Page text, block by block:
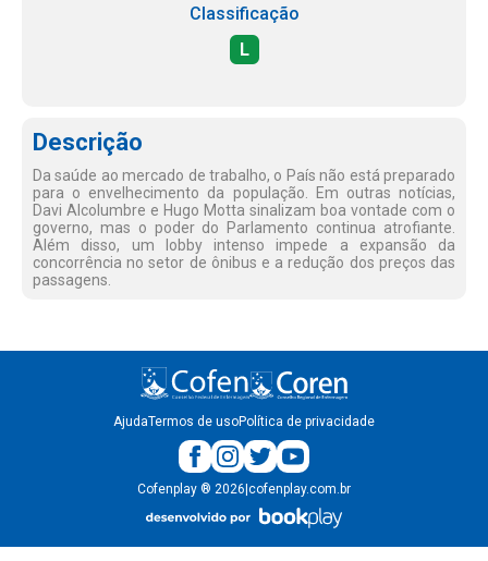
Classificação
L
Descrição
Da saúde ao mercado de trabalho, o País não está preparado
para o envelhecimento da população. Em outras notícias,
Davi Alcolumbre e Hugo Motta sinalizam boa vontade com o
governo, mas o poder do Parlamento continua atrofiante.
Além disso, um lobby intenso impede a expansão da
concorrência no setor de ônibus e a redução dos preços das
passagens.
AjudaTermos de usoPolítica de privacidade
Cofenplay ® 2026 cofenplay.com.br